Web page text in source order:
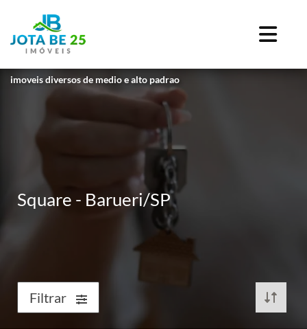
imoveis diversos de medio e alto padrao
Square - Barueri/SP
Filtrar